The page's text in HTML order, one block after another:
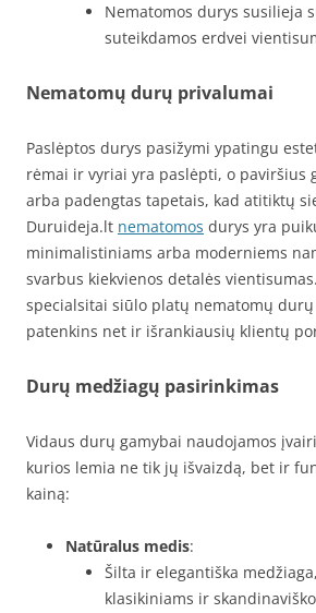
Nematomos durys susilieja
suteikdamos erdvei
Nematomų durų privalumai
Paslėptos durys pasižymi ypatingu
rėmai ir vyriai yra paslėpti, o paviršius
arba padengtas tapetais, kad atitiktų
Duruideja.lt nematomos durys yra
minimalistiniams arba moderniems
svarbus kiekvienos detalės
specialsitai siūlo platų nematomų
patenkins net ir išrankiausių klientų
Durų medžiagų pasirinkimas
Vidaus durų gamybai naudojamos
kurios lemia ne tik jų išvaizdą, bet ir
kainą:
Natūralus medis:
Šilta ir elegantiška
klasikiniams ir